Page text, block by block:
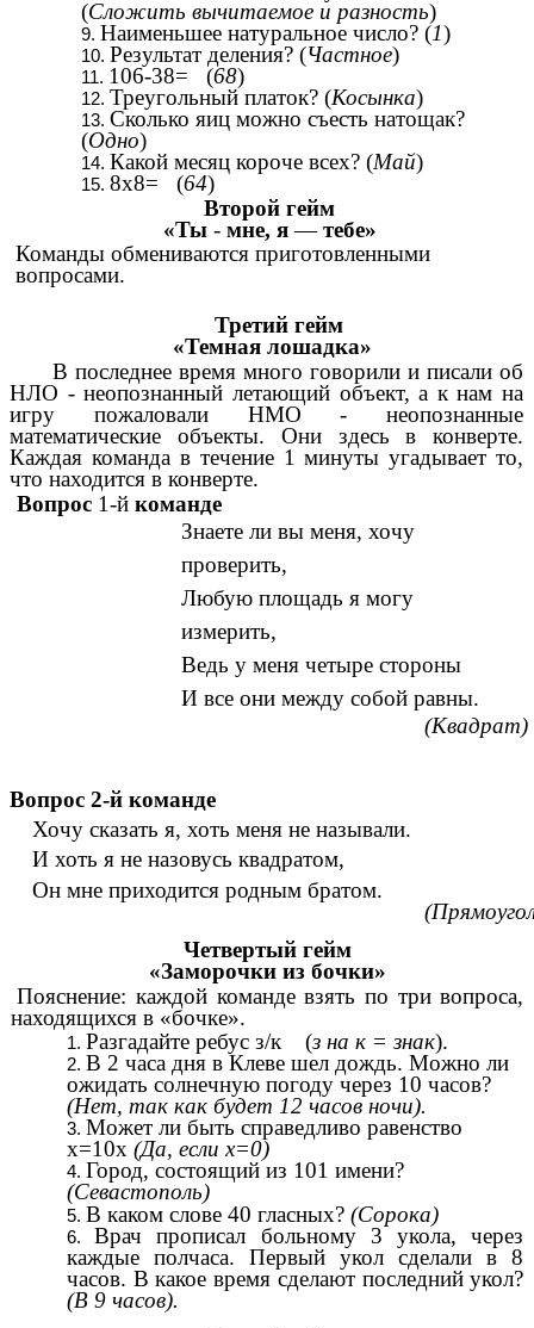
(Сложить вычитаемое и разность)
Наименьшее натуральное число? (1)
Результат деления? (Частное)
106-38= (68)
Треугольный платок? (Косынка)
Сколько яиц можно съесть натощак?
(Одно)
Какой месяц короче всех? (Май)
8x8= (64)
Второй гейм
«Ты - мне, я—тебе»
Команды обмениваются приготовленными
вопросами.
Третий гейм
«Темная лошадка»
В последнее время много говорили и писали об
НЛО - неопознанный летающий объект, а к нам на
игру пожаловали НМО - неопознанные
математические объекты. Они здесь в конверте.
Каждая команда в течение 1 минуты угадывает то,
что находится в конверте.
Вопрос 1-йкоманде
Знаете ли вы меня, хочу
проверить,
Любую площадь я могу
измерить,
Ведь у меня четыре стороны
И все они между собой равны.
(Квадрат)
Вопрос 2-й команде
Хочу сказать я, хоть меня не называли.
И хоть я не назовусь квадратом,
Он мне приходится родным братом.
Четвертый гейм
«Заморочки из бочки»
Пояснение: каждой команде взять по три вопроса,
находящихся в «бочке».
Разгадайте ребус з/к (з на к = знак).
В 2 часа дня в Клеве шел дождь. Можно ли
ожидать солнечную погоду через 10 часов?
(Нет, так как будет 12 часов ночи).
Может ли быть справедливо равенство
х=10х (Да, если х=0)
Город, состоящий из 101 имени?
(Севастополь)
В каком слове 40 гласных? (Сорока)
Врач прописал больному 3 укола, через
каждые полчаса. Первый укол сделали в 8
часов. В какое время сделают последний укол?
(В 9 часов).